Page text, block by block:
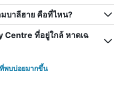
มบาลีฮาย คือที่ไหน?
Centre ที่อยู่ใกล้ หาดเฉ
พบบ่อยมากขึ้น